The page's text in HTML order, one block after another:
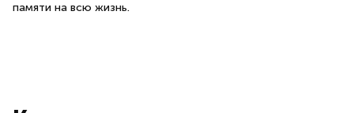
памяти на всю жизнь.